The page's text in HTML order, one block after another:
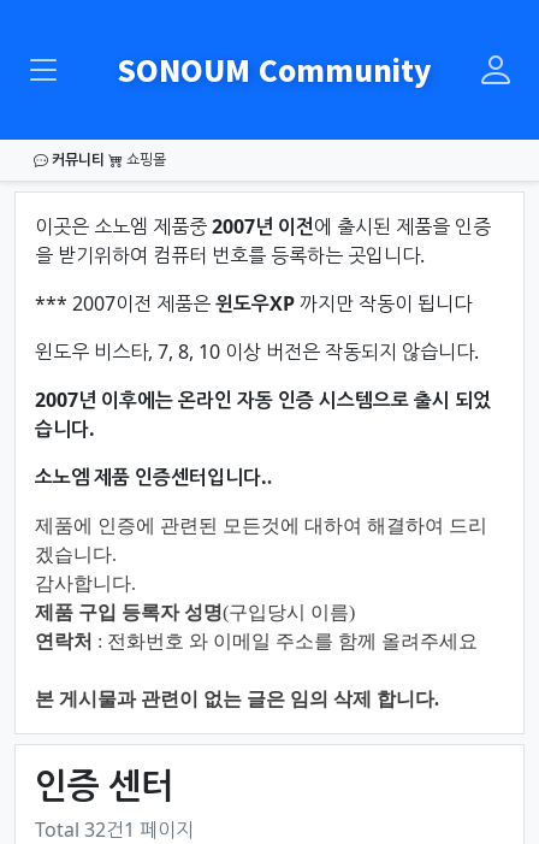
SONOUM Community
커뮤니티 쇼핑몰
이곳은 소노엠 제품중2007년 이전에 출시된 제품을 인증
을 받기위하여 컴퓨터 번호를 등록하는 곳입니다.
*** 2007이전 제품은윈도우XP 까지만 작동이 됩니다
윈도우 비스타, 7, 8, 10 이상 버전은 작동되지 않습니다.
2007년 이후에는 온라인 자동 인증 시스템으로 출시 되었
습니다.
소노엠 제품 인증센터입니다..
제품에 인증에 관련된 모든것에 대하여 해결하여 드리
겠습니다.
감사합니다.
제품 구입 등록자 성명(구입당시 이름)
연락처 : 전화번호 와 이메일 주소를 함께 올려주세요
본 게시물과 관련이 없는 글은 임의 삭제 합니다.
인증 센터
Total 32건1 페이지